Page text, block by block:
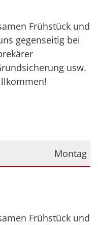
Frühstück und
gegenseitig bei
usw.
Montag
Frühstück und